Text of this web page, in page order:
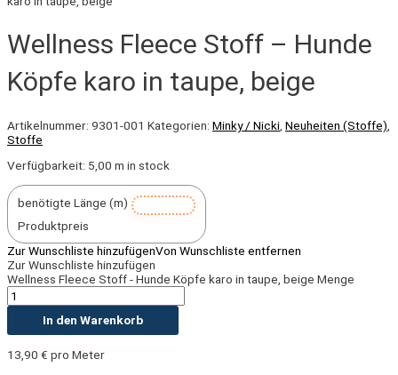
Wellness Fleece Stoff – Hunde
Köpfe karo in taupe, beige
Artikelnummer: 9301-001 Kategorien: Minky / Nicki Neuheiten (Stoffe)
Stoffe
Verfügbarkeit: 5,00 m in stock
benötigte Länge (m)
Produktpreis
Zur Wunschliste hinzufügenVon Wunschliste entfernen
Zur Wunschliste hinzufügen
Wellness Fleece Stoff - Hunde Köpfe karo in taupe, beige Menge
In den Warenkorb
13,90 € pro Meter